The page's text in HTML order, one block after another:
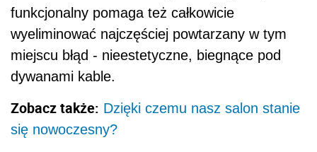
funkcjonalny pomaga też całkowicie
wyeliminować najczęściej powtarzany w tym
miejscu błąd - nieestetyczne, biegnące pod
dywanami kable.
Zobacz także: Dzięki czemu nasz salon stanie
się nowoczesny?